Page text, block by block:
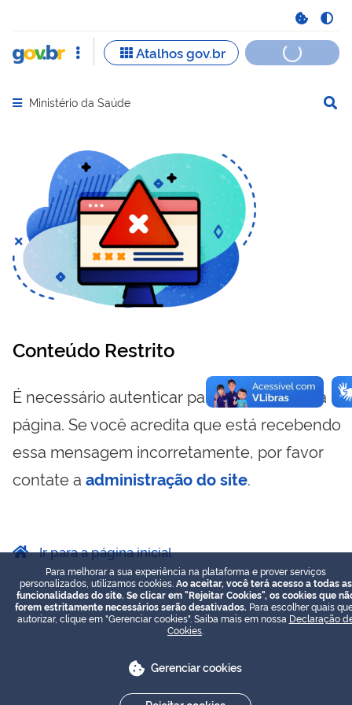
Abrir menu principal de navegação
Ministério da Saúde
Conteúdo Restrito
É necessário autenticar para visualizar essa
página. Se você acredita que está recebendo
essa mensagem incorretamente, por favor
contate a administração do site.
Ir para a página inicial
Para melhorar a sua experiência na plataforma e prover serviços
personalizados, utilizamos cookies. Ao aceitar, você terá acesso a todas as
funcionalidades do site. Se clicar em "Rejeitar Cookies", os cookies que
forem estritamente necessários serão desativados. Para escolher quais
autorizar, clique em "Gerenciar cookies". Saiba mais em nossa Declaração
Cookies
Gerenciar cookies